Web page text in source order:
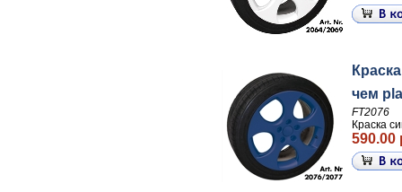
чем
FT2076
Краска
590.00